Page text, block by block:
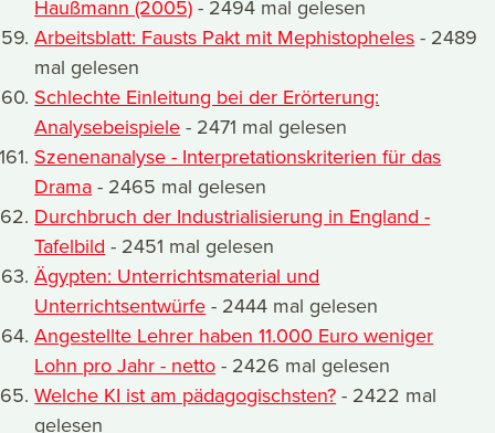
Haußmann (2005) - 2494 mal gelesen
Arbeitsblatt: Fausts Pakt mit Mephistopheles - 2489
mal gelesen
Schlechte Einleitung bei der Erörterung:
Analysebeispiele - 2471 mal gelesen
Szenenanalyse - Interpretationskriterien für das
Drama - 2465 mal gelesen
Durchbruch der Industrialisierung in England -
Tafelbild - 2451 mal gelesen
Ägypten: Unterrichtsmaterial und
Unterrichtsentwürfe - 2444 mal gelesen
Angestellte Lehrer haben 11.000 Euro weniger
Lohn pro Jahr - netto - 2426 mal gelesen
Welche KI ist am pädagogischsten? - 2422 mal
gelesen